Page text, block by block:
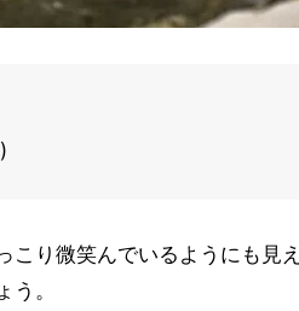
こり微笑んでいるようにも見
う。